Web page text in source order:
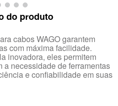
do produto
cabos WAGO garantem
com máxima facilidade.
inovadora, eles permitem
a necessidade de ferramentas
e confiabilidade em suas